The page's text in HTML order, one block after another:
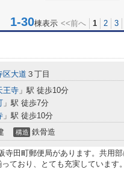
1-30棟表示 <<前へ 1 2 3
区大道 ３丁目
王寺 」駅 徒歩10分
」駅 徒歩7分
」駅 徒歩10分
構造 鉄骨造
寺田町郵便局があります。共用部
ており、とても充実しています